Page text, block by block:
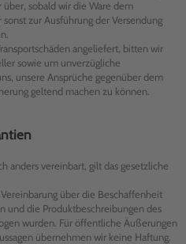
sobald wir die Ware dem
zur Ausführung der Versendung
angeliefert, bitten wir
sowie um unverzügliche
unsere Ansprüche gegenüber dem
geltend machen zu können.
anders vereinbart, gilt das gesetzliche
über die Beschaffenheit
und die Produktbeschreibungen des
wurden. Für öffentliche Äußerungen
übernehmen wir keine Haftung.